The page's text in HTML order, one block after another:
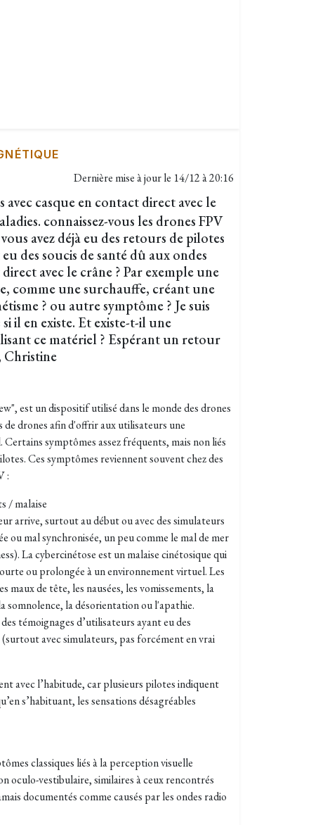
Dernière mise à jour le 14/12 à 20:16
avec casque en contact direct avec le
connaissez-vous les drones FPV
avez déjà eu des retours de pilotes
des soucis de santé dû aux ondes
avec le crâne ? Par exemple une
comme une surchauffe, créant une
? ou autre symptôme ? Je suis
il en existe. Et existe-t-il une
ce matériel ? Espérant un retour
Christine
est un dispositif utilisé dans le monde des drones
drones afin d'offrir aux utilisateurs une
Certains symptômesassez fréquents, mais non liés
Ces symptômes reviennent souvent chez des
:
/ malaise
arrive, surtout au début ou avec des simulateurs
ou mal synchronisée, un peu comme le mal de mer
La cybercinétose est un malaise cinétosique qui
ou prolongée à un environnement virtuel. Les
maux de tête, les nausées, les vomissements, la
la désorientation ou l'apathie.
témoignages d’utilisateurs ayant eu des
(surtout avec simulateurs, pas forcément en vrai
avec l’habitude, car plusieurs pilotes indiquent
s’habituant, les sensations désagréables
classiques liés à la perception visuelle
oculo-vestibulaire, similaires à ceux rencontrés
documentés comme causés par les ondes radio